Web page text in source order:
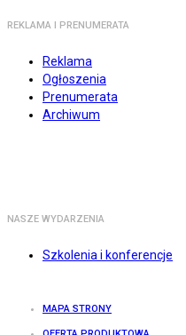
REKLAMA I PRENUMERATA
Reklama
Ogłoszenia
Prenumerata
Archiwum
NASZE WYDARZENIA
Szkolenia i konferencje
MAPA STRONY